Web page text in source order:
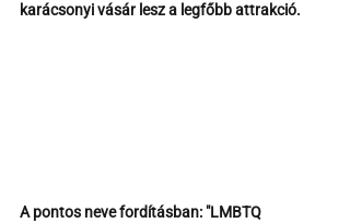
karácsonyi vásár lesz a legfőbb attrakció.
A pontos neve fordításban: "LMBTQ